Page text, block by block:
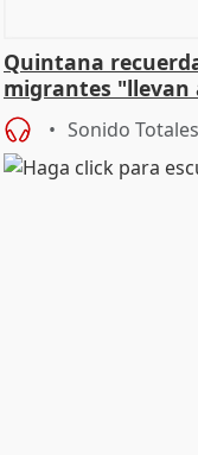
Quintana
migrantes "llevan
central
Sonido Totales